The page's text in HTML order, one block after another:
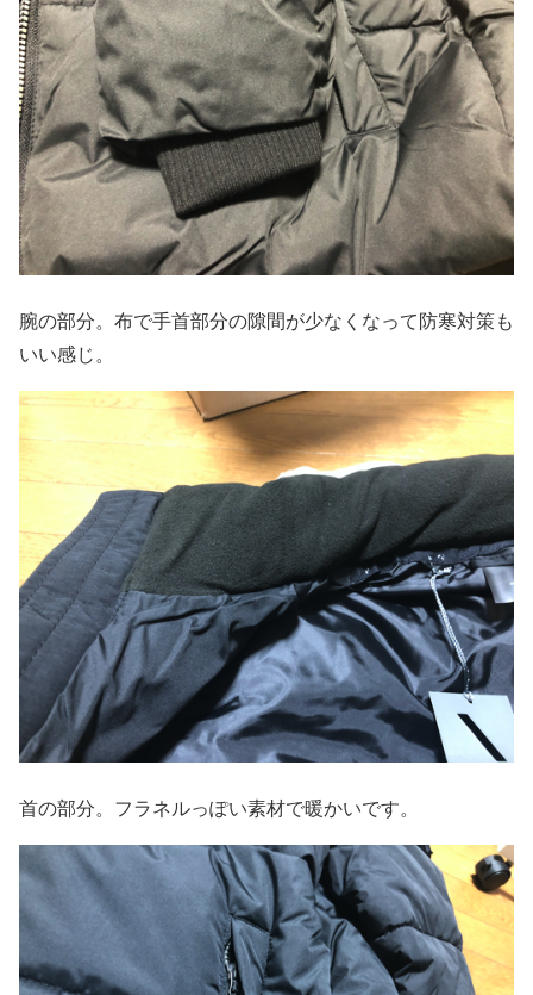
腕の部分。布で手首部分の隙間が少なくなって防寒対策も
いい感じ。
首の部分。フラネルっぽい素材で暖かいです。